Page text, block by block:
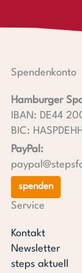
Spendenkonto
Hamburger
IBAN: DE44
BIC:
PayPal:
spenden
Service
Kontakt
Newsletter
steps aktuell